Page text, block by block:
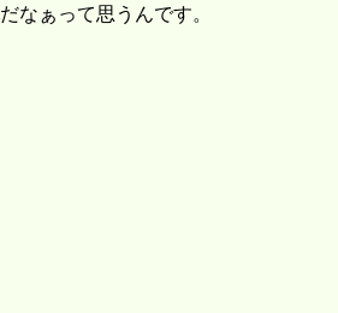
だなぁって思うんです。